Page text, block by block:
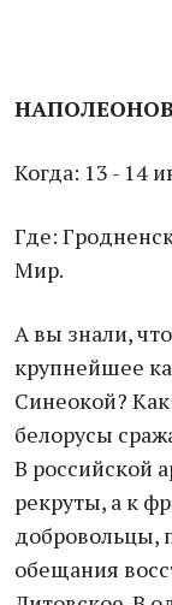
Когда: 13 - 14
Где:
Мир.
А вы знали,
крупнейшее
Синеокой?
белорусы
В российской
рекруты, а к
добровольцы,
обещания